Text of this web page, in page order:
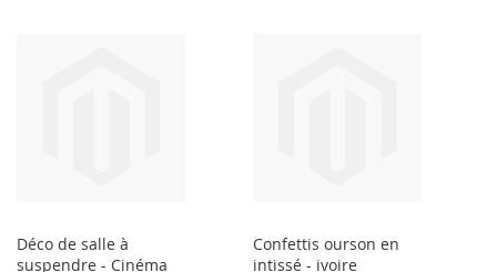
Déco de salle à
suspendre - Cinéma
Confettis ourson en
intissé - ivoire